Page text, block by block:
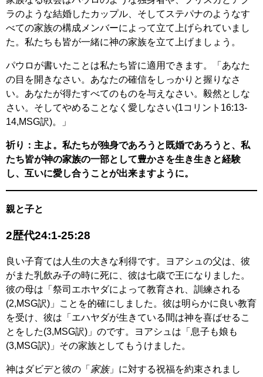
ラのような結婚したカップル、そしてステパナのようなす
べての家族の構成メンバーによって立て上げられていまし
た。私たちも皆が一緒に神の家族を立て上げましょう。
パウロが書いたことは私たち皆に適用できます。「あなた
の目を開きなさい。あなたの確信をしっかりと握りなさ
い。あなたが得たすべてのものを与えなさい。毅然としな
さい。そしてやめることなく愛しなさい(1コリント16:13-
14,MSG訳)。」
祈り：主よ。私たちが独身であろうと既婚であろうと、私
たち皆が神の家族の一部として豊かさを生き生きと経験
し、互いに愛し合うことが出来ますように。
親と子と
2歴代24:1-25:28
良い子育ては人生の大きな利得です。ヨアシュの父は、彼
がまた乳飲み子の時に死に、彼は七歳で王になりました。
彼の母は「祭司エホヤダによって教育され、訓練される
(2,MSG訳)」ことを的確にしました。彼は明らかに良い教育
を受け、彼は「エハヤダが生きている間は神を喜ばせるこ
とをした(3,MSG訳)」のです。ヨアシュは「息子も娘も
(3,MSG訳)」その家族としてもうけました。
神はダビデと彼の「 家族」に対する祝福を約束されまし